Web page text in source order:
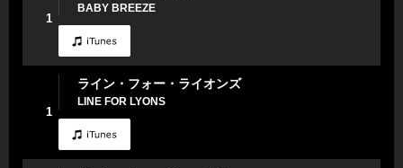
1
BABY BREEZE
1
ライン・フォー・ライオンズ
LINE FOR LYONS